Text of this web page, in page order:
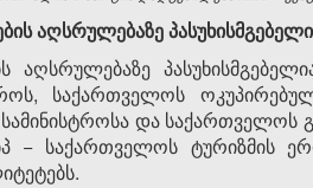
აღსრულებაზე
აღსრულებაზე
საქართველოს
და საქართველოს
− საქართველოს ტურიზმის